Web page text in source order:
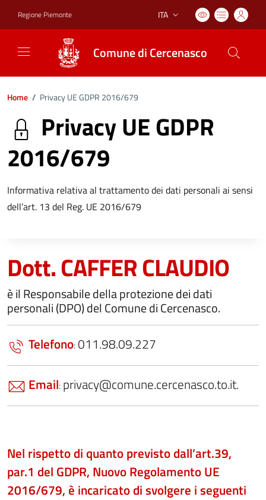
Regione Piemonte Lingua attiva:
ITA
Comune di Cercenasco
Home / Privacy UE GDPR 2016/679
Privacy UE GDPR
2016/679
Informativa relativa al trattamento dei dati personali ai sensi
dell’art. 13 del Reg. UE 2016/679
Dott. CAFFER CLAUDIO
è il Responsabile della protezione dei dati
personali (DPO) del Comune di Cercenasco.
Telefono: 011.98.09.227
Email: privacy@comune.cercenasco.to.it.
Nel rispetto di quanto previsto dall’art.39,
par.1 del GDPR, Nuovo Regolamento UE
2016/679, è incaricato di svolgere i seguenti